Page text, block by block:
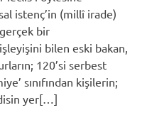
istenç’in (millî irade)
bir
bilen eski bakan,
120’si serbest
sınıfından kişilerin;
yer[…]